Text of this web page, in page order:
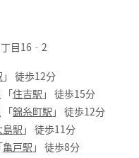
丁目16‐2
」 徒歩12分
「住吉駅 」 徒歩15分
「錦糸町駅 」 徒歩12分
駅 」 徒歩11分
亀戸駅 」 徒歩8分